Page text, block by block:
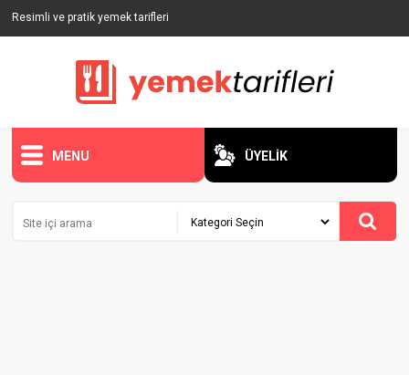
Resimli ve pratik yemek tarifleri
MENU ÜYELİK